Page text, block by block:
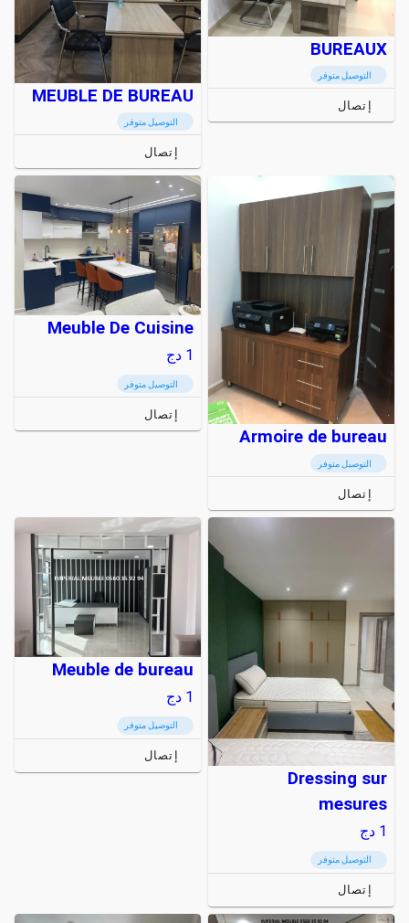
BUREAUX
التوصيل متوفر
إتصال MEUBLE DE BUREAU
التوصيل متوفر
إتصال
Armoire de bureau
التوصيل متوفر
إتصال
Meuble De Cuisine
1 دج
التوصيل متوفر
إتصال
Dressing sur
mesures
1 دج
التوصيل متوفر
إتصال
Meuble de bureau
1 دج
التوصيل متوفر
إتصال